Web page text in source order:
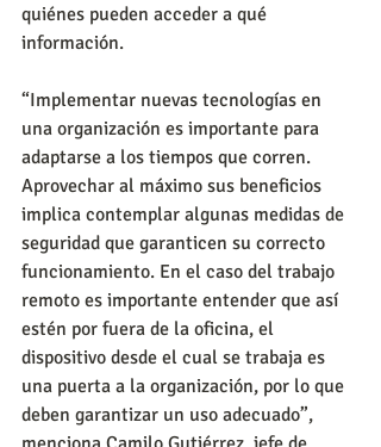
quiénes pueden acceder a qué
información.
“Implementar nuevas tecnologías en
una organización es importante para
adaptarse a los tiempos que corren.
Aprovechar al máximo sus beneficios
implica contemplar algunas medidas de
seguridad que garanticen su correcto
funcionamiento. En el caso del trabajo
remoto es importante entender que así
estén por fuera de la oficina, el
dispositivo desde el cual se trabaja es
una puerta a la organización, por lo que
deben garantizar un uso adecuado”,